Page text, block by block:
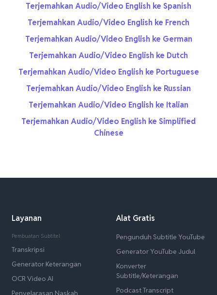
Terjemahkan Audio/Video English ke Spanish
Terjemahkan Audio/Video English ke French
Terjemahkan Audio/Video English ke German
Terjemahkan Audio/Video English ke Dutch
Terjemahkan Audio/Video English ke Portuguese
Terjemahkan Audio/Video English ke Russian
Terjemahkan Audio/Video English ke Italian
Terjemahkan Audio/Video English ke Simplified
Chinese
Layanan
Pembuatan Subtitel
Transkripsi
Generator Keterangan
OCR Video AI
Penyelarasan Naskah
Alat Gratis
Pengunduh Subtitle YouTube
Generator YouTube Judul
Konverter
Subtitle/Keterangan
Podcast Transcript